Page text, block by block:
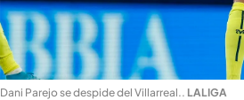
Dani Parejo se despide del Villarreal.. LALIGA